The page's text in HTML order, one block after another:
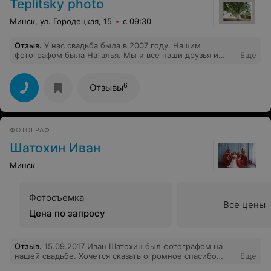
Teplitsky photo
Минск, ул. Городецкая, 15 с 09:30
Отзыв. У нас свадьба была в 2007 году. Нашим
фотографом была Наталья. Мы и все наши друзья и
пересматриваем по сей день. Нам очень
понравилось!!! Успехов Вам!!!
Еще
Отзывы6
ФОТОГРАФ
Шатохин Иван
Минск
Фотосъемка
Цена по запросу
Все цены
Отзыв. 15.09.2017 Иван Шатохин был фотографом на
нашей свадьбе. Хочется сказать огромное спасибо
Еще